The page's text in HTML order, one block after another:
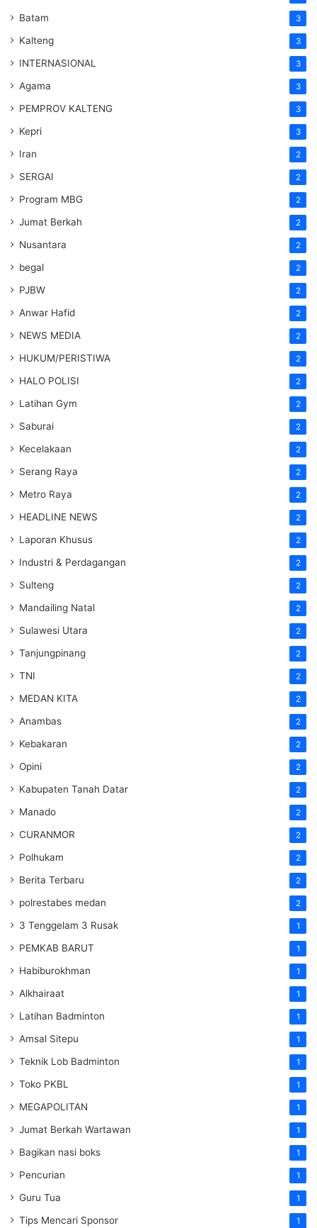
Batam 3
Kalteng 3
INTERNASIONAL 3
Agama 3
PEMPROV KALTENG 3
Kepri 3
Iran 2
SERGAI 2
Program MBG 2
Jumat Berkah 2
Nusantara 2
begal 2
PJBW 2
Anwar Hafid 2
NEWS MEDIA 2
HUKUM/PERISTIWA 2
HALO POLISI 2
Latihan Gym 2
Saburai 2
Kecelakaan 2
Serang Raya 2
Metro Raya 2
HEADLINE NEWS 2
Laporan Khusus 2
Industri & Perdagangan 2
Sulteng 2
Mandailing Natal 2
Sulawesi Utara 2
Tanjungpinang 2
TNI 2
MEDAN KITA 2
Anambas 2
Kebakaran 2
Opini 2
Kabupaten Tanah Datar 2
Manado 2
CURANMOR 2
Polhukam 2
Berita Terbaru 2
polrestabes medan 2
3 Tenggelam 3 Rusak 1
PEMKAB BARUT 1
Habiburokhman 1
Alkhairaat 1
Latihan Badminton 1
Amsal Sitepu 1
Teknik Lob Badminton 1
Toko PKBL 1
MEGAPOLITAN 1
Jumat Berkah Wartawan 1
Bagikan nasi boks 1
Pencurian 1
Guru Tua 1
Tips Mencari Sponsor 1